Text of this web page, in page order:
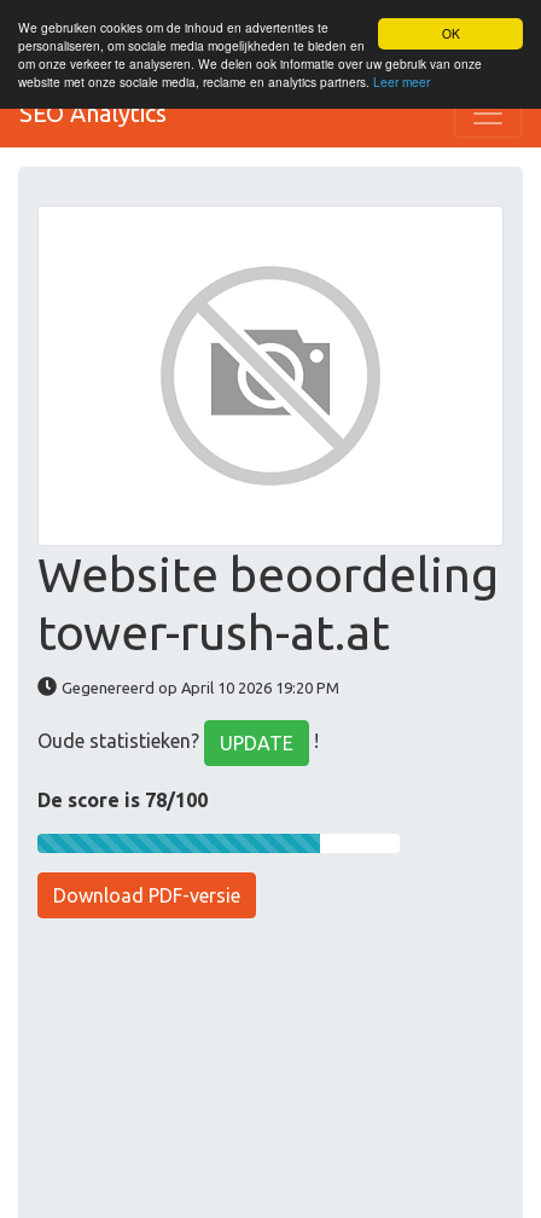
OK
We gebruiken cookies om de inhoud en advertenties te
personaliseren, om sociale media mogelijkheden te bieden en
om onze verkeer te analyseren. We delen ook informatie over uw gebruik van onze
website met onze sociale media, reclame en analytics partners. Leer meer
SEO Analytics
Website beoordeling
tower-rush-at.at
Gegenereerd op April 10 2026 19:20 PM
Oude statistieken? UPDATE !
De score is 78/100
Download PDF-versie